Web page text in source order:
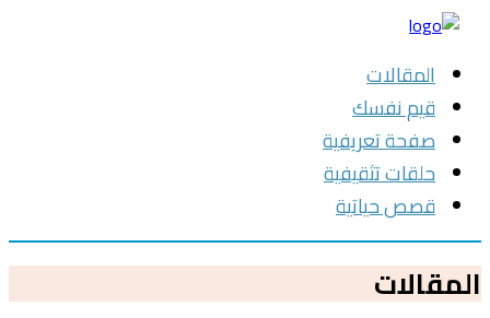
المقالات
قيم نفسك
صفحة تعريفية
حلقات تثقيفية
قصص حياتية
المقالات